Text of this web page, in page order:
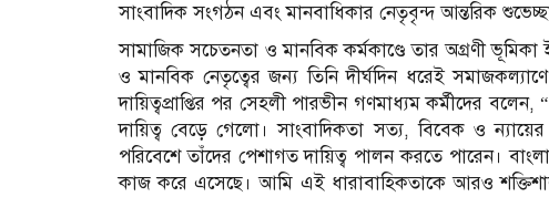
সাংবাদিক সংগঠন এবং মানবাধিকার নেতৃবৃন্দ আন্তরিক
সামাজিক সচেতনতা ও মানবিক কর্মকাণ্ডে তার অগ্রণী
ও মানবিক নেতৃত্বের জন্য তিনি দীর্ঘদিন ধরেই
দায়িত্বপ্রাপ্তির পর সেহলী পারভীন গণমাধ্যম কর্মীদের
দায়িত্ব বেড়ে গেলো। সাংবাদিকতা সত্য, বিবেক ও
পরিবেশে তাঁদের পেশাগত দায়িত্ব পালন করতে পারেন।
কাজ করে এসেছে। আমি এই ধারাবাহিকতাকে আরও